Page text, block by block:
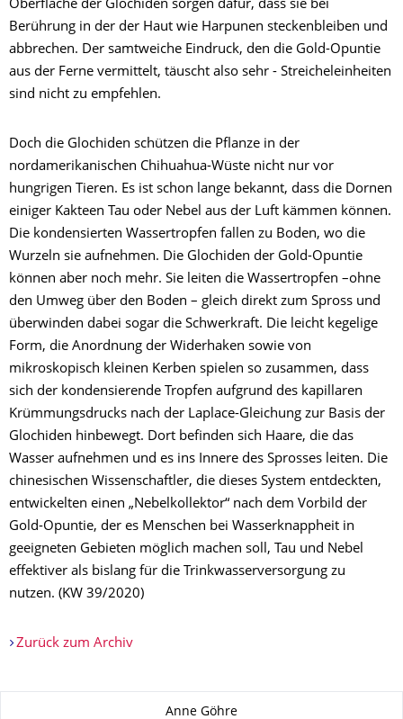
Oberfläche der Glochiden sorgen dafür, dass sie bei
Berührung in der der Haut wie Harpunen steckenbleiben und
abbrechen. Der samtweiche Eindruck, den die Gold-Opuntie
aus der Ferne vermittelt, täuscht also sehr - Streicheleinheiten
sind nicht zu empfehlen.
Doch die Glochiden schützen die Pflanze in der
nordamerikanischen Chihuahua-Wüste nicht nur vor
hungrigen Tieren. Es ist schon lange bekannt, dass die Dornen
einiger Kakteen Tau oder Nebel aus der Luft kämmen können.
Die kondensierten Wassertropfen fallen zu Boden, wo die
Wurzeln sie aufnehmen. Die Glochiden der Gold-Opuntie
können aber noch mehr. Sie leiten die Wassertropfen –ohne
den Umweg über den Boden – gleich direkt zum Spross und
überwinden dabei sogar die Schwerkraft. Die leicht kegelige
Form, die Anordnung der Widerhaken sowie von
mikroskopisch kleinen Kerben spielen so zusammen, dass
sich der kondensierende Tropfen aufgrund des kapillaren
Krümmungsdrucks nach der Laplace-Gleichung zur Basis der
Glochiden hinbewegt. Dort befinden sich Haare, die das
Wasser aufnehmen und es ins Innere des Sprosses leiten. Die
chinesischen Wissenschaftler, die dieses System entdeckten,
entwickelten einen „Nebelkollektor“ nach dem Vorbild der
Gold-Opuntie, der es Menschen bei Wasserknappheit in
geeigneten Gebieten möglich machen soll, Tau und Nebel
effektiver als bislang für die Trinkwasserversorgung zu
nutzen. (KW 39/2020)
Zurück zum Archiv
Anne Göhre